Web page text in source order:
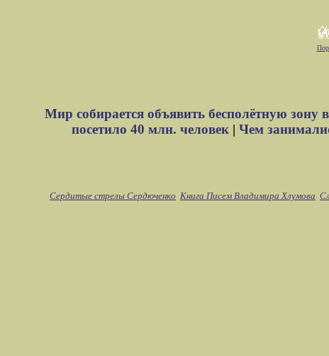
Мир собирается объявить бесполётную зону
посетило 40 млн. человек| Чем
Сердитые стрелы Сердюченко Книга Писем Владимира Хлумова